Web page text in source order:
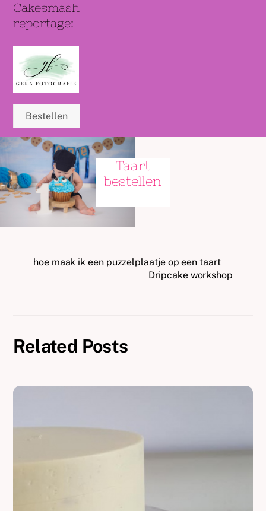
Cakesmash
reportage:
Bestellen
Taart
bestellen
hoe maak ik een puzzelplaatje op een taart
Dripcake workshop
Related Posts